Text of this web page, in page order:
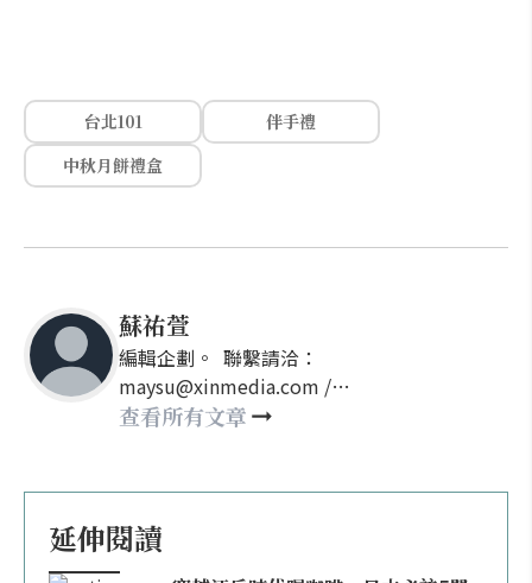
台北101
伴手禮
中秋月餅禮盒
蘇祐萱
編輯企劃。 聯繫請洽：
maysu@xinmedia.com /
may860527@gmail.com
查看所有文章
延伸閱讀